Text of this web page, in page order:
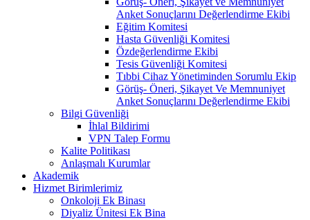
Anket Sonuçlarını Değerlendirme Ekibi
Eğitim Komitesi
Hasta Güvenliği Komitesi
Özdeğerlendirme Ekibi
Tesis Güvenliği Komitesi
Tıbbi Cihaz Yönetiminden Sorumlu Ekip
Görüş- Öneri, Şikayet Ve Memnuniyet
Anket Sonuçlarını Değerlendirme Ekibi
Bilgi Güvenliği
İhlal Bildirimi
VPN Talep Formu
Kalite Politikası
Anlaşmalı Kurumlar
Akademik
Hizmet Birimlerimiz
Onkoloji Ek Binası
Diyaliz Ünitesi Ek Bina